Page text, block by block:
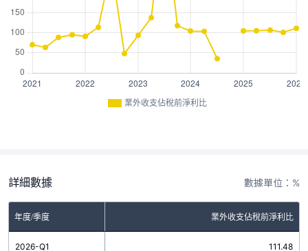
業外收支佔稅前淨利比
詳細數據 數據單位：%
年度/季度 業外收支佔稅前淨利比
2026-Q1 111.48